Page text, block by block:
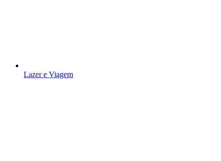
Lazer e Viagem